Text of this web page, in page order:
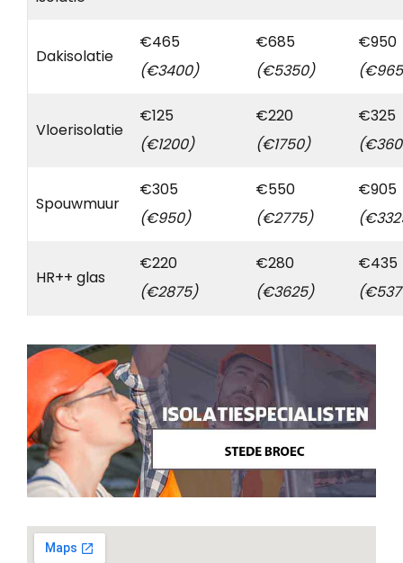
Dakisolatie
€465
(€3400)
€685
(€5350)
€950
Vloerisolatie
€125
(€1200)
€220
(€1750)
€325
Spouwmuur
€305
(€950)
€550
(€2775)
€905
HR++ glas
€220
(€2875)
€280
(€3625)
€435